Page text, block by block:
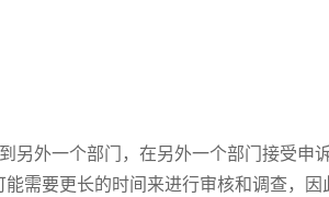
另外一个部门，在另外一个部门接受申
需要更长的时间来进行审核和调查，因